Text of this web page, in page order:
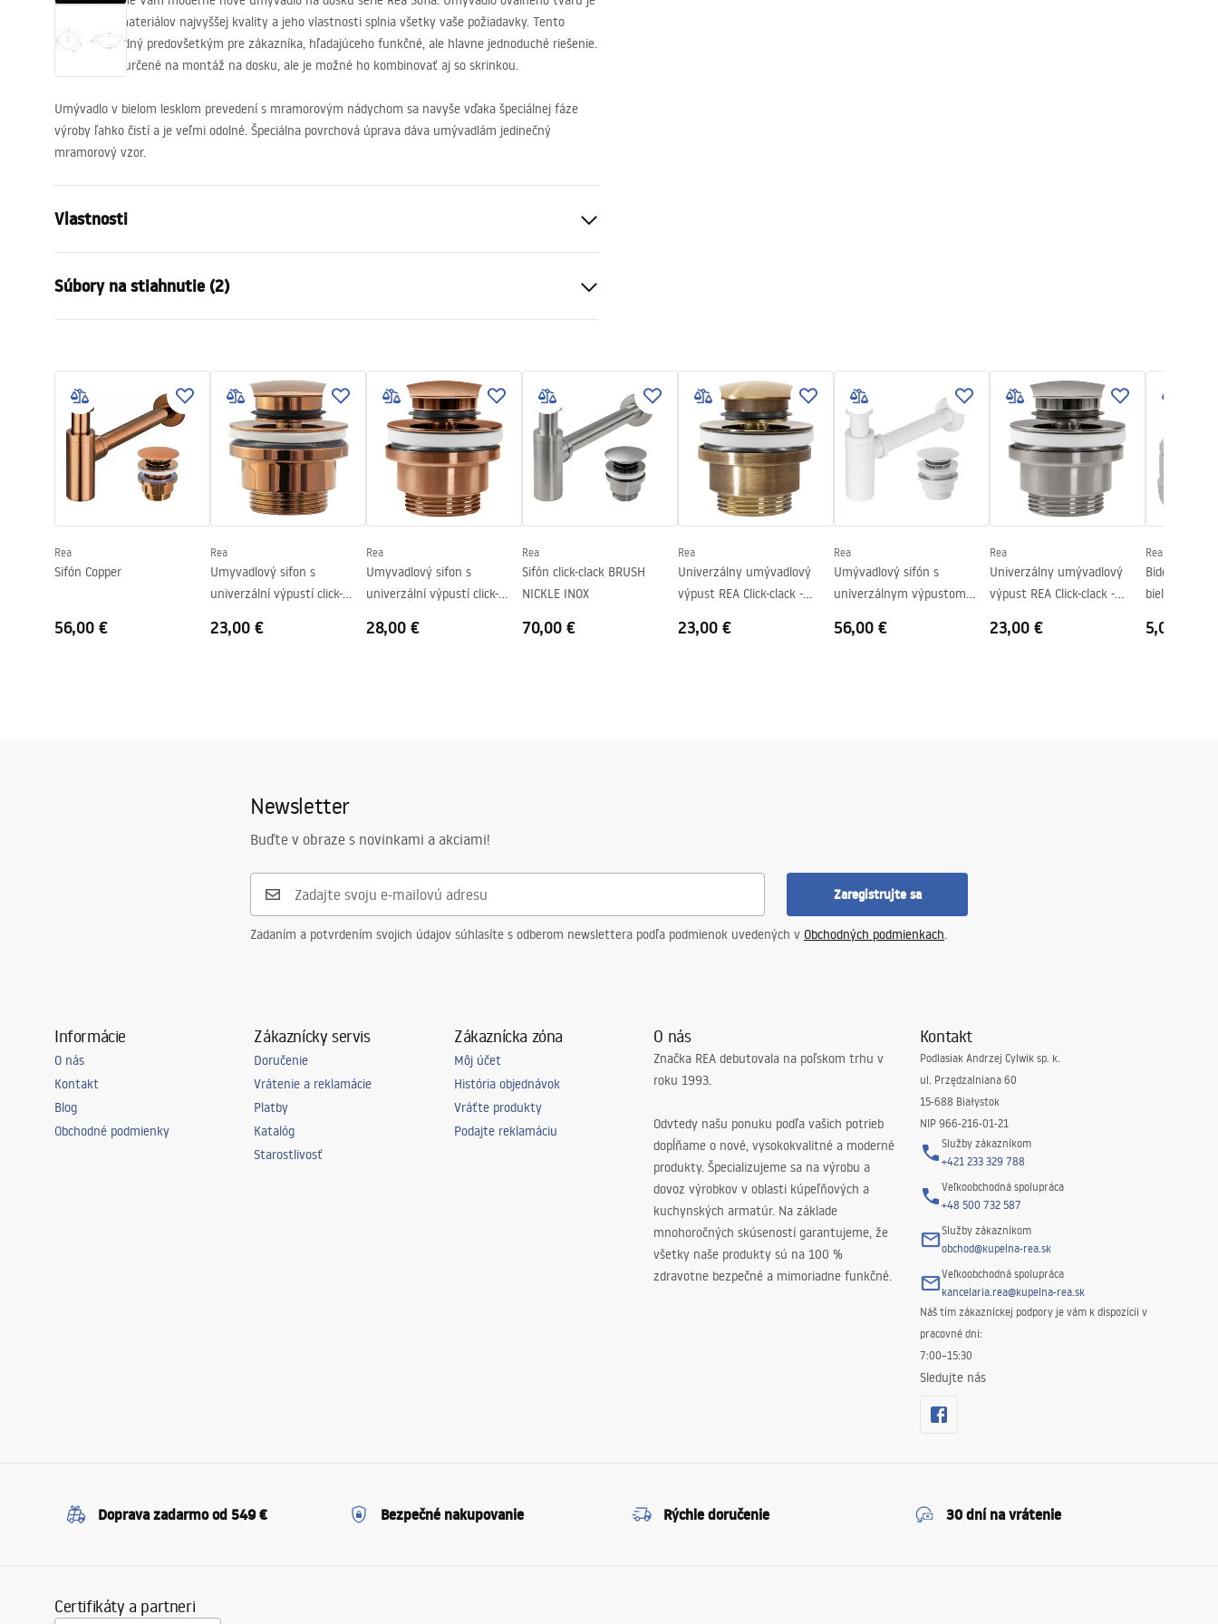
vyrobené z materiálov najvyššej kvality a jeho vlastnosti splnia všetky vaše požiadavky. Tento
model je vhodný predovšetkým pre zákazníka, hľadajúceho funkčné, ale hlavne jednoduché riešenie.
Umývadlo je určené na montáž na dosku, ale je možné ho kombinovať aj so skrinkou.
Umývadlo v bielom lesklom prevedení s mramorovým nádychom sa navyše vďaka špeciálnej fáze
výroby ľahko čistí a je veľmi odolné. Špeciálna povrchová úprava dáva umývadlám jedinečný
mramorový vzor.
Vlastnosti
Materiál
Farba
Imitácia kameňa
Šírka
Výška
150
Hĺbka
Tvar
Otvor pre batériu
Nie
Prepadový otvor
Súbory na stiahnutie (2)
Warranty_Terms_and_Conditions_
Basins_-_5.pdf
Rea
Sifón Copper
56,00 €
Rea
Umyvadlový sifon s
univerzální výpustí click-
23,00 €
Rea
Umyvadlový sifon s
univerzální výpustí click-
28,00 €
Rea
Sifón click-clack BRUSH
NICKLE INOX
70,00 €
Rea
Univerzálny umývadlový
výpust REA Click-clack -
23,00 €
Rea
Umývadlový sifón s
univerzálnym výpustom
56,00 €
Rea
Univerzálny umývadlový
výpust REA Click-clack -
23,00 €
Rea
Bidetový
biely, nízky
5,00 €
Newsletter
Buďte v obraze s novinkami a akciami!
Zaregistrujte sa
Zadaním a potvrdením svojich údajov súhlasíte s odberom newslettera podľa podmienok uvedených v Obchodných podmienkach.
Informácie
O nás
Kontakt
Blog
Obchodné podmienky
Zákaznícky servis
Doručenie
Vrátenie a reklamácie
Platby
Katalóg
Starostlivosť
Zákaznícka zóna
Môj účet
História objednávok
Vráťte produkty
Podajte reklamáciu
O nás
Značka REA debutovala na poľskom trhu v
roku 1993.
Odvtedy našu ponuku podľa vašich potrieb
dopĺňame o nové, vysokokvalitné a moderné
produkty. Špecializujeme sa na výrobu a
dovoz výrobkov v oblasti kúpeľňových a
kuchynských armatúr. Na základe
mnohoročných skúseností garantujeme, že
všetky naše produkty sú na 100 %
zdravotne bezpečné a mimoriadne funkčné.
Kontakt
Podlasiak Andrzej Cylwik sp. k.
ul. Przędzalniana 60
15-688 Białystok
NIP 966-216-01-21
Služby zákazníkom
+421 233 329 788
Veľkoobchodná spolupráca
+48 500 732 587
Služby zákazníkom
obchod@kupelna-rea.sk
Veľkoobchodná spolupráca
kancelaria.rea@kupelna-rea.sk
Náš tím zákazníckej podpory je vám k dispozícii v
pracovné dni:
7:00–15:30
Sledujte nás
Doprava zadarmo od 549 € Bezpečné nakupovanie Rýchle doručenie 30 dní na vrátenie
Certifikáty a partneri